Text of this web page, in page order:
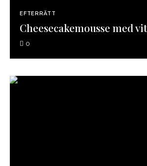
EFTERRÄTT
Cheesecakemousse med
0